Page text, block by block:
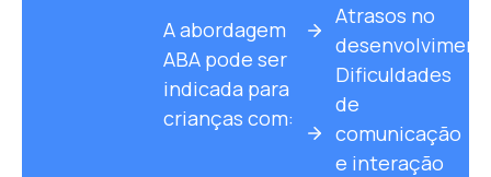
A abordagem
ABA pode ser
indicada para
crianças com:
Atrasos no
Dificuldades
de
comunicação
e interação